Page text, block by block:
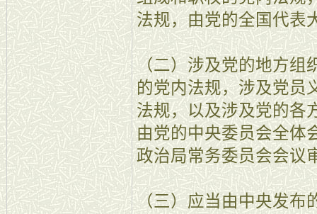
法规，由党的全国代表
（二）涉及党的地方组
的党内法规，涉及党员
法规，以及涉及党的各
由党的中央委员会全体
政治局常务委员会会议
（三）应当由中央发布